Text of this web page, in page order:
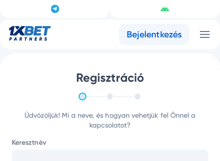
Bejelentkezés
Regisztráció
Üdvözöljük! Mi a neve, és hogyan vehetjük fel Önnel a
kapcsolatot?
Keresztnév